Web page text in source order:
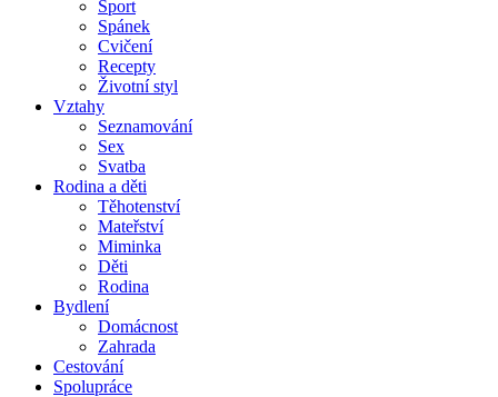
Sport
Spánek
Cvičení
Recepty
Životní styl
Vztahy
Seznamování
Sex
Svatba
Rodina a děti
Těhotenství
Mateřství
Miminka
Děti
Rodina
Bydlení
Domácnost
Zahrada
Cestování
Spolupráce